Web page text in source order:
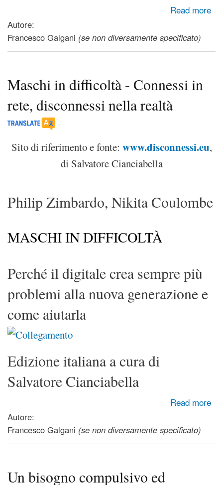
Read more
about Facebook è patologia degli affetti, patologia delle
Autore:
Francesco Galgani (se non diversamente specificato)
Maschi in difficoltà - Connessi in
rete, disconnessi nella realtà
Sito di riferimento e fonte: www.disconnessi.eu,
di Salvatore Cianciabella
Philip Zimbardo, Nikita Coulombe
MASCHI IN DIFFICOLTÀ
Perché il digitale crea sempre più
problemi alla nuova generazione e
come aiutarla
Edizione italiana a cura di
Salvatore Cianciabella
Read more
about Maschi in difficoltà - Connessi in rete, disconnessi
Autore:
Francesco Galgani (se non diversamente specificato)
Un bisogno compulsivo ed